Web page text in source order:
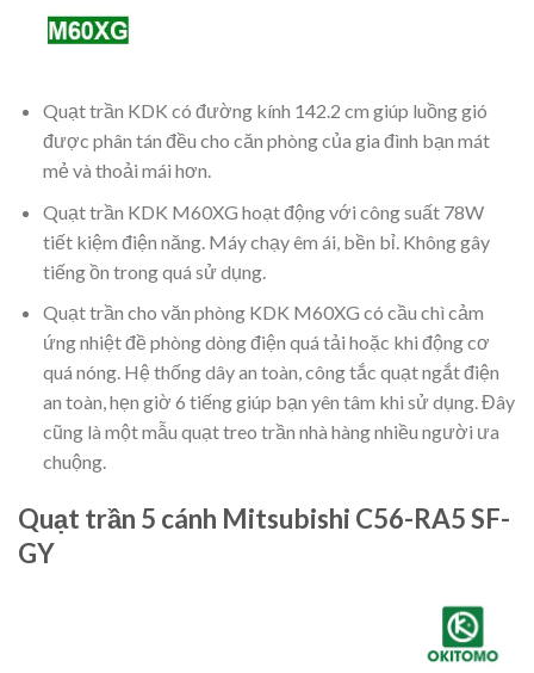
Quạt trần KDK có đường kính 142.2 cm giúp luồng gió
được phân tán đều cho căn phòng của gia đình bạn mát
mẻ và thoải mái hơn.
Quạt trần KDK M60XG hoạt động với công suất 78W
tiết kiệm điện năng. Máy chạy êm ái, bền bỉ. Không gây
tiếng ồn trong quá sử dụng.
Quạt trần cho văn phòng KDK M60XG có cầu chì cảm
ứng nhiệt đề phòng dòng điện quá tải hoặc khi động cơ
quá nóng. Hệ thống dây an toàn, công tắc quạt ngắt điện
an toàn, hẹn giờ 6 tiếng giúp bạn yên tâm khi sử dụng. Đây
cũng là một mẫu quạt treo trần nhà hàng nhiều người ưa
chuộng.
Quạt trần 5 cánh Mitsubishi C56-RA5 SF-
GY